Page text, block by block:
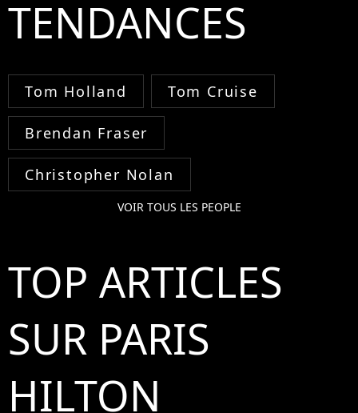
TENDANCES
Tom Holland Tom Cruise
Brendan Fraser
Christopher Nolan
VOIR TOUS LES PEOPLE
TOP ARTICLES
SUR PARIS
HILTON